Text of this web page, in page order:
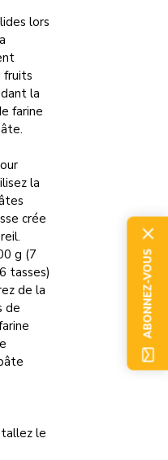
lors
fruits
la
farine
la
crée
g (7
tasses)
de la
de
le
ABONNEZ-VOUS